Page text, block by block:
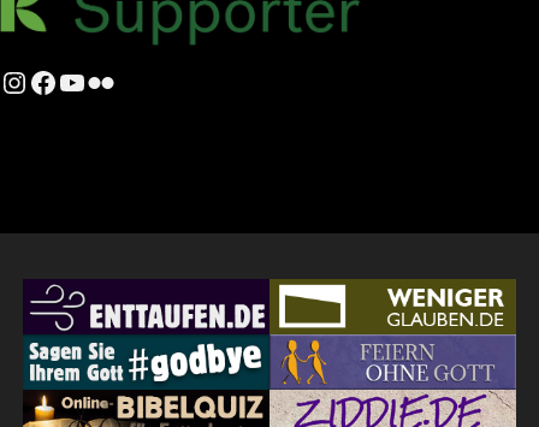
Instagram
Facebook
YouTube
Flickr